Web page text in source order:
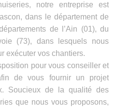
notre entreprise est
dans le département de
de l’Ain (01), du
(73), dans lesquels nous
exécuter vos chantiers.
pour vous conseiller et
de vous fournir un projet
Soucieux de la qualité des
que nous vous proposons,